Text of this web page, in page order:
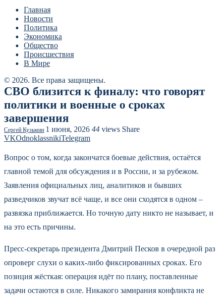
Главная
Новости
Политика
Экономика
Общество
Происшествия
В Мире
© 2026. Все права защищены.
СВО близится к финалу: что говорят
политики и военные о сроках
завершения
Сергей Кузьмин 1 июня, 2026 44 views Share
VKOdnoklassnikiTelegram
Вопрос о том, когда закончатся боевые действия, остаётся
главной темой для обсуждения и в России, и за рубежом.
Заявления официальных лиц, аналитиков и бывших
разведчиков звучат всё чаще, и все они сходятся в одном –
развязка приближается. Но точную дату никто не называет, и
на это есть причины.
Пресс-секретарь президента Дмитрий Песков в очередной раз
опроверг слухи о каких-либо фиксированных сроках. Его
позиция жёсткая: операция идёт по плану, поставленные
задачи остаются в силе. Никакого замирания конфликта не